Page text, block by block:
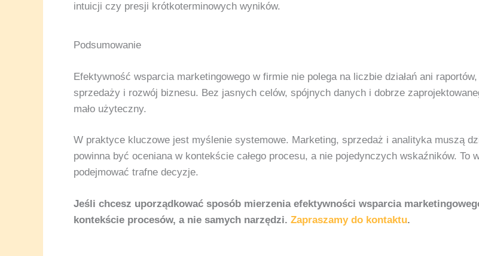
intuicji czy presji krótkoterminowych wyników.
Podsumowanie
Efektywność wsparcia marketingowego w firmie nie polega na liczbie działań ani
sprzedaży i rozwój biznesu. Bez jasnych celów, spójnych danych i dobrze
mało użyteczny.
W praktyce kluczowe jest myślenie systemowe. Marketing, sprzedaż i analityka muszą
powinna być oceniana w kontekście całego procesu, a nie pojedynczych wskaźników. To
podejmować trafne decyzje.
Jeśli chcesz uporządkować sposób mierzenia efektywności wsparcia
kontekście procesów, a nie samych narzędzi. Zapraszamy do kontaktu.